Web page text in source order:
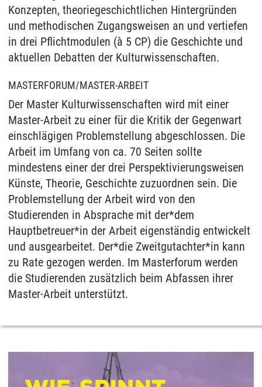
Konzepten, theoriegeschichtlichen Hintergründen
und methodischen Zugangsweisen an und vertiefen
in drei Pflichtmodulen (à 5 CP) die Geschichte und
ak­tu­el­len De­bat­ten der Kul­tur­wis­sen­schaf­ten.
MASTERFORUM/MASTER-ARBEIT
Der Master Kulturwissenschaften wird mit einer
Master-Arbeit zu einer für die Kritik der Gegenwart
einschlägigen Problemstellung abgeschlossen. Die
Arbeit im Umfang von ca. 70 Seiten sollte
mindestens einer der drei Perspektivierungsweisen
Künste, Theorie, Geschichte zuzuordnen sein. Die
Problemstellung der Arbeit wird von den
Studierenden in Absprache mit der*dem
Hauptbetreuer*in der Arbeit eigenständig entwickelt
und ausgearbeitet. Der*die Zweitgutachter*in kann
zu Rate gezogen werden. Im Masterforum werden
die Studierenden zusätzlich beim Abfassen ihrer
Master-Arbeit unterstützt.